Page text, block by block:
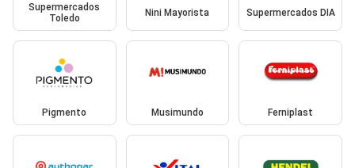
Supermercados
Toledo
Nini Mayorista Supermercados DIA
Pigmento Musimundo Ferniplast